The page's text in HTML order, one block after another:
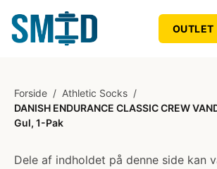
OUTLET
Forside / Athletic Socks /
DANISH ENDURANCE CLASSIC CREW
Gul, 1-Pak
Dele af indholdet på denne side kan